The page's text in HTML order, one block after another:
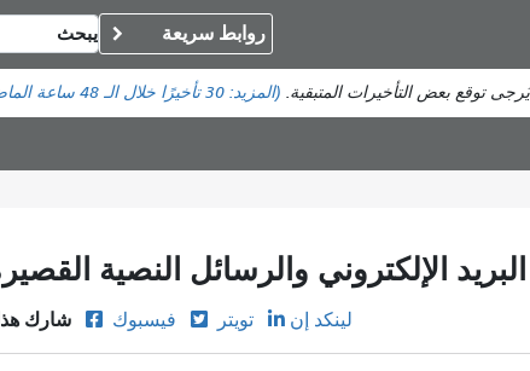
روابط سريعة
(المزيد:30 تأخيرًا خلال الـ 48 ساعة الماضية)
الإلكتروني والرسائل النصية
شارك فيسبوك تويتر لينكد إن